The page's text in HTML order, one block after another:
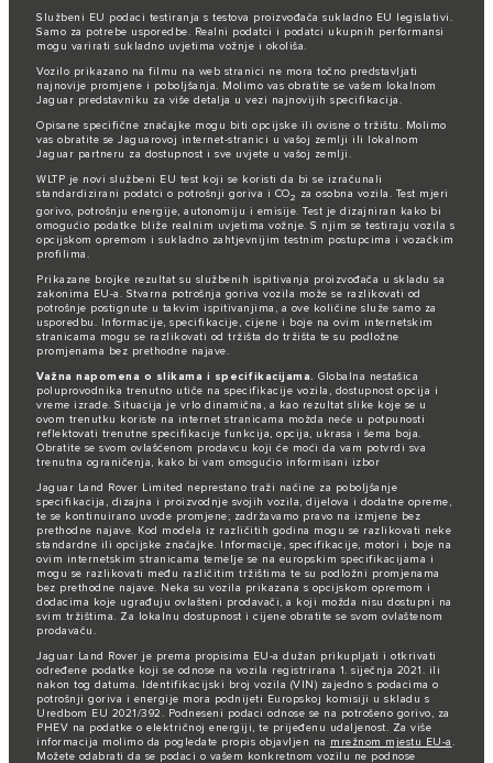
Službeni EU podaci testiranja s testova proizvođača sukladno EU legislativi.
Samo za potrebe usporedbe. Realni podatci i podatci ukupnih performansi
mogu varirati sukladno uvjetima vožnje i okoliša.
Vozilo prikazano na filmu na web stranici ne mora točno predstavljati
najnovije promjene i poboljšanja. Molimo vas obratite se vašem lokalnom
Jaguar predstavniku za više detalja u vezi najnovijih specifikacija.
Opisane specifične značajke mogu biti opcijske ili ovisne o tržištu. Molimo
vas obratite se Jaguarovoj internet-stranici u vašoj zemlji ili lokalnom
Jaguar partneru za dostupnost i sve uvjete u vašoj zemlji.
WLTP je novi službeni EU test koji se koristi da bi se izračunali
standardizirani podatci o potrošnji goriva i CO2
za osobna vozila. Test mjeri
gorivo, potrošnju energije, autonomiju i emisije. Test je dizajniran kako bi
omogućio podatke bliže realnim uvjetima vožnje. S njim se testiraju vozila s
opcijskom opremom i sukladno zahtjevnijim testnim postupcima i vozačkim
profilima.
Prikazane brojke rezultat su službenih ispitivanja proizvođača u skladu sa
zakonima EU-a. Stvarna potrošnja goriva vozila može se razlikovati od
potrošnje postignute u takvim ispitivanjima, a ove količine služe samo za
usporedbu. Informacije, specifikacije, cijene i boje na ovim internetskim
stranicama mogu se razlikovati od tržišta do tržišta te su podložne
promjenama bez prethodne najave.
Važna napomena o slikama i specifikacijama. Globalna nestašica
poluprovodnika trenutno utiče na specifikacije vozila, dostupnost opcija i
vreme izrade. Situacija je vrlo dinamična, a kao rezultat slike koje se u
ovom trenutku koriste na internet stranicama možda neće u potpunosti
reflektovati trenutne specifikacije funkcija, opcija, ukrasa i šema boja.
Obratite se svom ovlašćenom prodavcu koji će moći da vam potvrdi sva
trenutna ograničenja, kako bi vam omogućio informisani izbor
Jaguar Land Rover Limited neprestano traži načine za poboljšanje
specifikacija, dizajna i proizvodnje svojih vozila, dijelova i dodatne opreme,
te se kontinuirano uvode promjene; zadržavamo pravo na izmjene bez
prethodne najave. Kod modela iz različitih godina mogu se razlikovati neke
standardne ili opcijske značajke. Informacije, specifikacije, motori i boje na
ovim internetskim stranicama temelje se na europskim specifikacijama i
mogu se razlikovati među različitim tržištima te su podložni promjenama
bez prethodne najave. Neka su vozila prikazana s opcijskom opremom i
dodacima koje ugrađuju ovlašteni prodavači, a koji možda nisu dostupni na
svim tržištima. Za lokalnu dostupnost i cijene obratite se svom ovlaštenom
prodavaču.
Jaguar Land Rover je prema propisima EU-a dužan prikupljati i otkrivati
određene podatke koji se odnose na vozila registrirana 1. siječnja 2021. ili
nakon tog datuma. Identifikacijski broj vozila (VIN) zajedno s podacima o
potrošnji goriva i energije mora podnijeti Europskoj komisiji u skladu s
Uredbom EU 2021/392. Podneseni podaci odnose se na potrošeno gorivo, za
PHEV na podatke o električnoj energiji, te prijeđenu udaljenost. Za više
informacija molimo da pogledate propis objavljen na mrežnom mjestu EU-a.
Možete odabrati da se podaci o vašem konkretnom vozilu ne podnose